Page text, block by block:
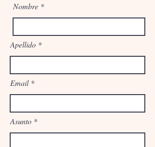
Nombre
Apellido
Email
Asunto